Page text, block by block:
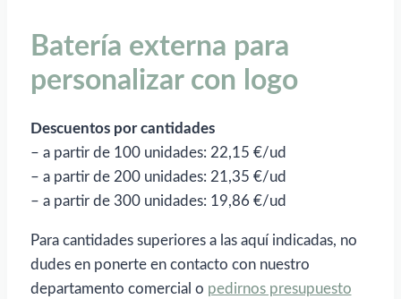
Batería externa para
personalizar con logo
Descuentos por cantidades
– a partir de 100 unidades: 22,15 €/ud
– a partir de 200 unidades: 21,35 €/ud
– a partir de 300 unidades: 19,86 €/ud
Para cantidades superiores a las aquí indicadas, no
dudes en ponerte en contacto con nuestro
departamento comercial o pedirnos presupuesto